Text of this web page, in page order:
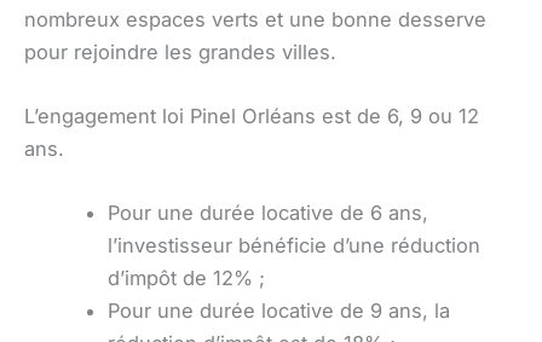
nombreux espaces verts et une bonne desserve
pour rejoindre les grandes villes.
L’engagement loi Pinel Orléans est de 6, 9 ou 12
ans.
Pour une durée locative de 6 ans,
l’investisseur bénéficie d’une réduction
d’impôt de 12% ;
Pour une durée locative de 9 ans, la